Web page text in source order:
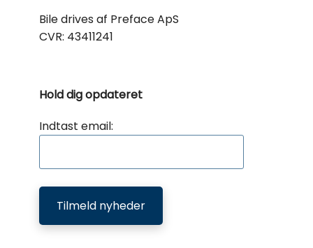
Bile drives af Preface ApS
CVR: 43411241
Hold dig opdateret
Indtast email:
Tilmeld nyheder